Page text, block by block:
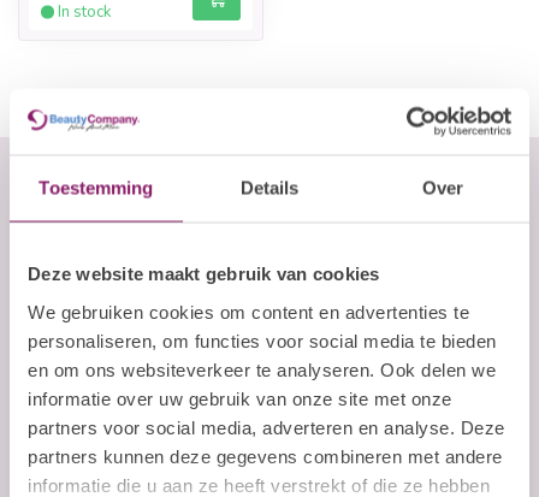
Toestemming Details Over
Deze website maakt gebruik van cookies
We gebruiken cookies om content en advertenties te
personaliseren, om functies voor social media te bieden
en om ons websiteverkeer te analyseren. Ook delen we
informatie over uw gebruik van onze site met onze
partners voor social media, adverteren en analyse. Deze
partners kunnen deze gegevens combineren met andere
informatie die u aan ze heeft verstrekt of die ze hebben
In stock
Blijf op de hoogte over onze laatste acties
E-mailadres
Abonneer